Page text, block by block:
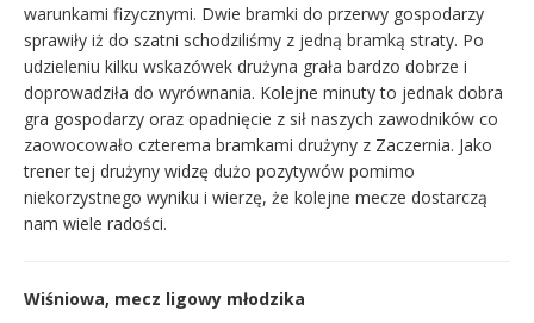
warunkami fizycznymi. Dwie bramki do przerwy gospodarzy
sprawiły iż do szatni schodziliśmy z jedną bramką straty. Po
udzieleniu kilku wskazówek drużyna grała bardzo dobrze i
doprowadziła do wyrównania. Kolejne minuty to jednak dobra
gra gospodarzy oraz opadnięcie z sił naszych zawodników co
zaowocowało czterema bramkami drużyny z Zaczernia. Jako
trener tej drużyny widzę dużo pozytywów pomimo
niekorzystnego wyniku i wierzę, że kolejne mecze dostarczą
nam wiele radości.
Wiśniowa, mecz ligowy młodzika